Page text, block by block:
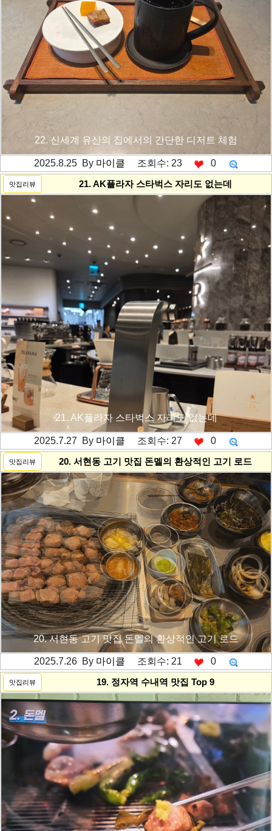
22. 신세계 유산의 집에서의 간단한 디저트 체험
2025.8.25 By 마이클 조회수: 23 0
맛집리뷰 21. AK플라자 스타벅스 자리도 없는데
21. AK플라자 스타벅스 자리도 없는데
2025.7.27 By 마이클 조회수: 27 0
맛집리뷰 20. 서현동 고기 맛집 돈멜의 환상적인 고기 로드
20. 서현동 고기 맛집 돈멜의 환상적인 고기 로드
2025.7.26 By 마이클 조회수: 21 0
맛집리뷰 19. 정자역 수내역 맛집 Top 9